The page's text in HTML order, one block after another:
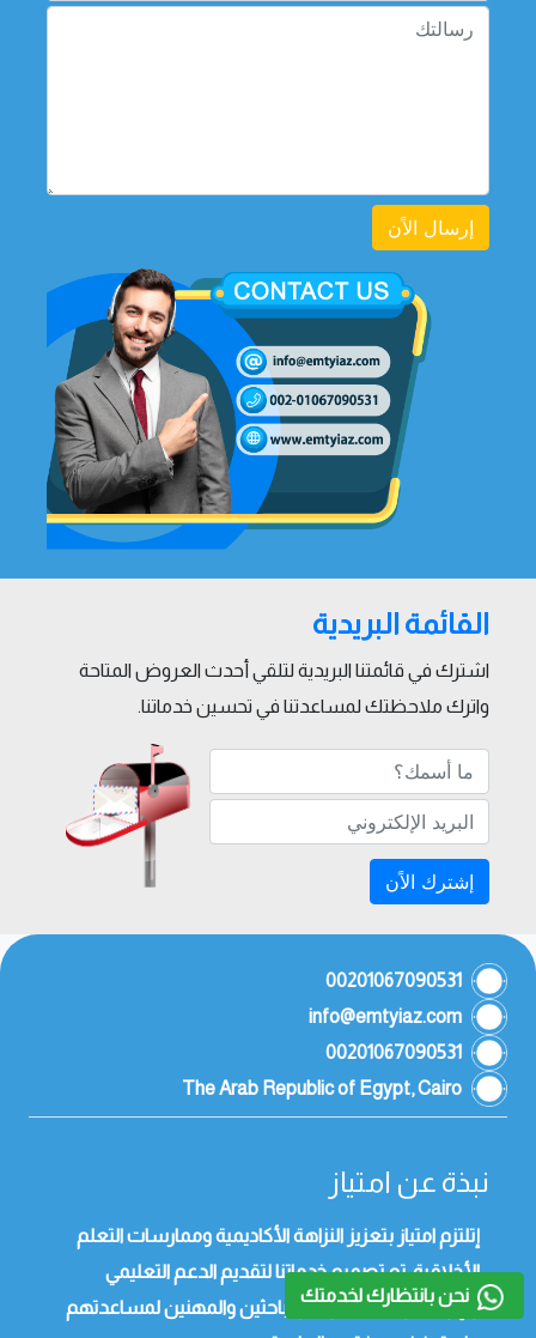
نحن بانتظارك لخدمتك
إرسال الاًن
القائمة البريدية
اشترك في قائمتنا البريدية لتلقي أحدث العروض المتاحة
واترك ملاحظتك لمساعدتنا في تحسين خدماتنا.
إشترك الاًن
00201067090531
info@emtyiaz.com
00201067090531
The Arab Republic of Egypt, Cairo
نبذة عن امتياز
إتلتزم امتياز بتعزيز النزاهة الأكاديمية وممارسات التعلم
الأخلاقية. تم تصميم خدماتنا لتقديم الدعم التعليمي
والإرشاد والاستشارات والباحثين والمهنين لمساعدتهم